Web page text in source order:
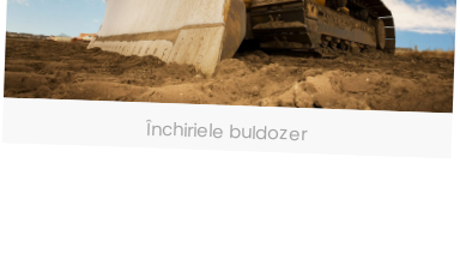
Închiriele buldozer